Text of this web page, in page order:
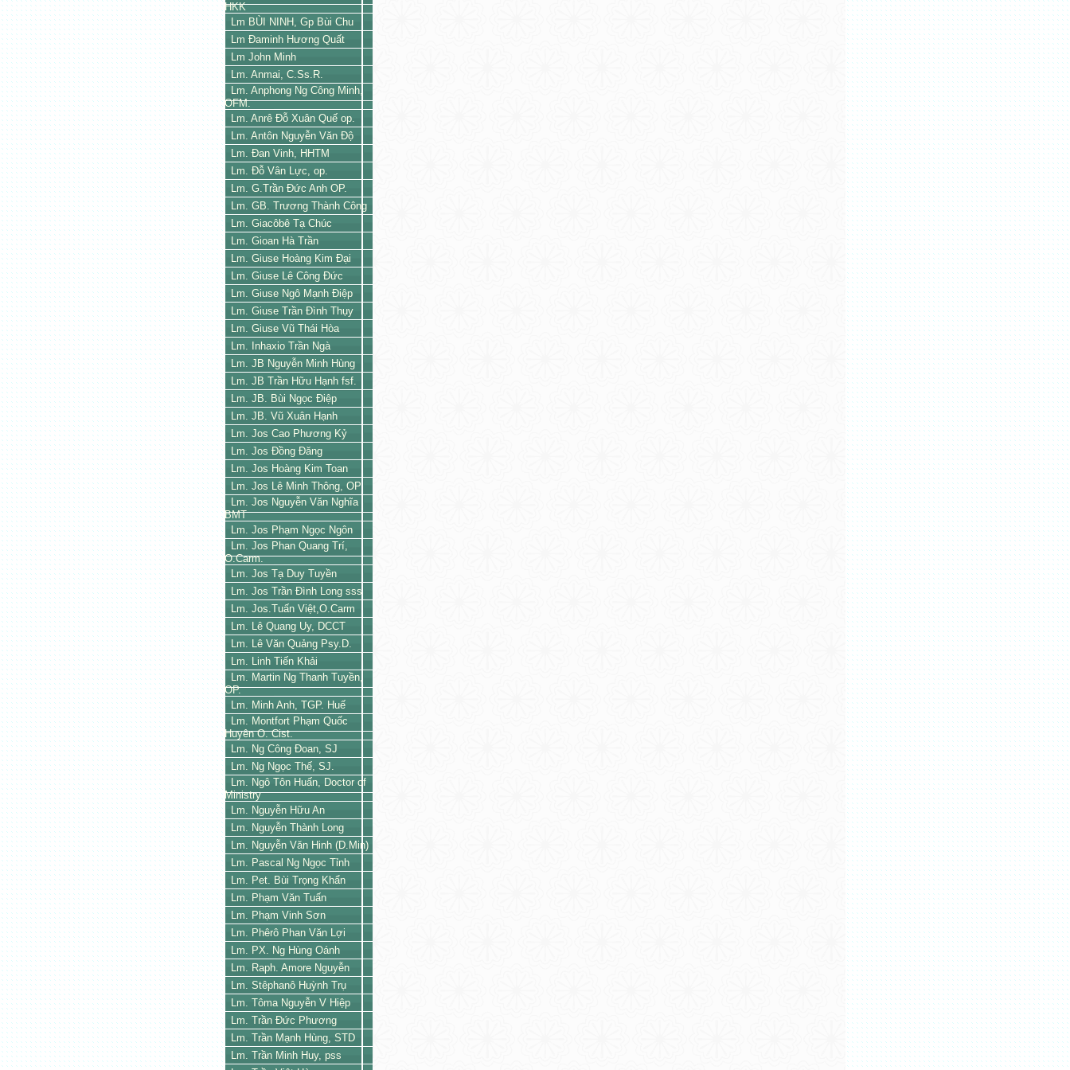
HKK
Lm BÙI NINH, Gp Bùi Chu
Lm Đaminh Hương Quất
Lm John Minh
Lm. Anmai, C.Ss.R.
Lm. Anphong Ng Công Minh,
OFM.
Lm. Anrê Đỗ Xuân Quế op.
Lm. Antôn Nguyễn Văn Độ
Lm. Đan Vinh, HHTM
Lm. Đỗ Vân Lực, op.
Lm. G.Trần Đức Anh OP.
Lm. GB. Trương Thành Công
Lm. Giacôbê Tạ Chúc
Lm. Gioan Hà Trần
Lm. Giuse Hoàng Kim Đại
Lm. Giuse Lê Công Đức
Lm. Giuse Ngô Mạnh Điệp
Lm. Giuse Trần Đình Thụy
Lm. Giuse Vũ Thái Hòa
Lm. Inhaxio Trần Ngà
Lm. JB Nguyễn Minh Hùng
Lm. JB Trần Hữu Hạnh fsf.
Lm. JB. Bùi Ngọc Điệp
Lm. JB. Vũ Xuân Hạnh
Lm. Jos Cao Phương Kỷ
Lm. Jos Đồng Đăng
Lm. Jos Hoàng Kim Toan
Lm. Jos Lê Minh Thông, OP
Lm. Jos Nguyễn Văn Nghĩa
BMT
Lm. Jos Phạm Ngọc Ngôn
Lm. Jos Phan Quang Trí,
O.Carm.
Lm. Jos Tạ Duy Tuyền
Lm. Jos Trần Đình Long sss
Lm. Jos.Tuấn Việt,O.Carm
Lm. Lê Quang Uy, DCCT
Lm. Lê Văn Quảng Psy.D.
Lm. Linh Tiến Khải
Lm. Martin Ng Thanh Tuyền,
OP.
Lm. Minh Anh, TGP. Huế
Lm. Montfort Phạm Quốc
Huyên O. Cist.
Lm. Ng Công Đoan, SJ
Lm. Ng Ngọc Thế, SJ.
Lm. Ngô Tôn Huấn, Doctor of
Ministry
Lm. Nguyễn Hữu An
Lm. Nguyễn Thành Long
Lm. Nguyễn Văn Hinh (D.Min)
Lm. Pascal Ng Ngọc Tỉnh
Lm. Pet. Bùi Trọng Khẩn
Lm. Phạm Văn Tuấn
Lm. Phạm Vinh Sơn
Lm. Phêrô Phan Văn Lợi
Lm. PX. Ng Hùng Oánh
Lm. Raph. Amore Nguyễn
Lm. Stêphanô Huỳnh Trụ
Lm. Tôma Nguyễn V Hiệp
Lm. Trần Đức Phương
Lm. Trần Mạnh Hùng, STD
Lm. Trần Minh Huy, pss